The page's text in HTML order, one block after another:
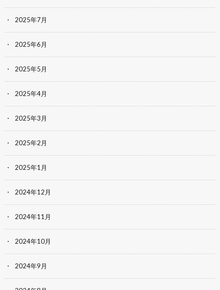
2025年7月
2025年6月
2025年5月
2025年4月
2025年3月
2025年2月
2025年1月
2024年12月
2024年11月
2024年10月
2024年9月